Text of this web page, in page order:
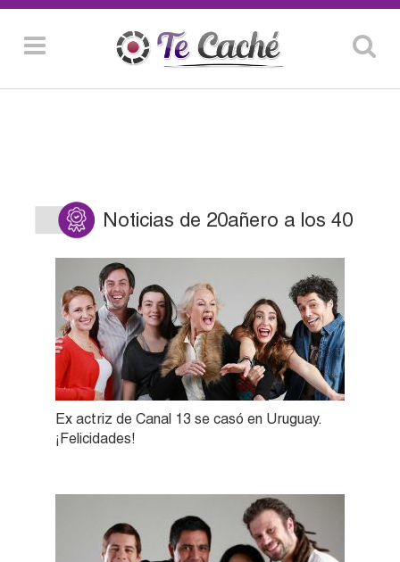
Noticias de 20añero a los 40
Ex actriz de Canal 13 se casó en Uruguay.
¡Felicidades!